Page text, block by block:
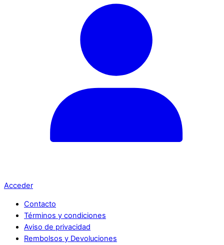
Acceder
Contacto
Términos y condiciones
Aviso de privacidad
Rembolsos y Devoluciones